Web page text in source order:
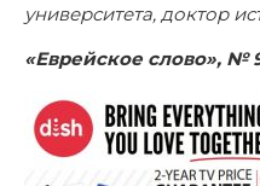
университета, доктор
«Еврейское слово», №